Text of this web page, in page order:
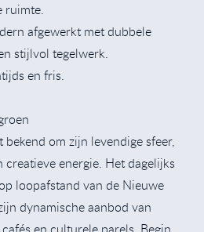
ruimte.
afgewerkt met dubbele
stijlvol tegelwerk.
en fris.
om zijn levendige sfeer,
energie. Het dagelijks
loopafstand van de Nieuwe
dynamische aanbod van